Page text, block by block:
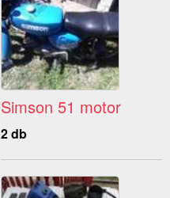
Simson 51 motor
2 db